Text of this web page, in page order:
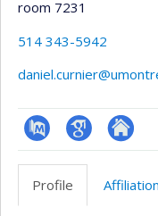
room 7231
514 343-5942
PubMedGoogleAutre
site
Profile